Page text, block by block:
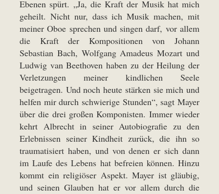
Ebenen spürt. „Ja, die Kraft der Musik hat mich
geheilt. Nicht nur, dass ich Musik machen, mit
meiner Oboe sprechen und singen darf, vor allem
die Kraft der Kompositionen von Johann
Sebastian Bach, Wolfgang Amadeus Mozart und
Ludwig van Beethoven haben zu der Heilung der
Verletzungen meiner kindlichen Seele
beigetragen. Und noch heute stärken sie mich und
helfen mir durch schwierige Stunden“, sagt Mayer
über die drei großen Komponisten. Immer wieder
kehrt Albrecht in seiner Autobiografie zu den
Erlebnissen seiner Kindheit zurück, die ihn so
traumatisiert haben, und von denen er sich dann
im Laufe des Lebens hat befreien können. Hinzu
kommt ein religiöser Aspekt. Mayer ist gläubig,
und seinen Glauben hat er vor allem durch die